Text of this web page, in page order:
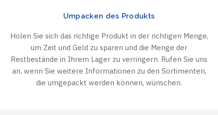
Umpacken des Produkts
Holen Sie sich das richtige Produkt in der richtigen Menge,
um Zeit und Geld zu sparen und die Menge der
Restbestände in Ihrem Lager zu verringern. Rufen Sie uns
an, wenn Sie weitere Informationen zu den Sortimenten,
die umgepackt werden können, wünschen.